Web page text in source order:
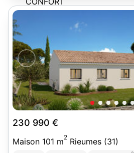
230 990 €
Maison 101 m2 Rieumes (31)